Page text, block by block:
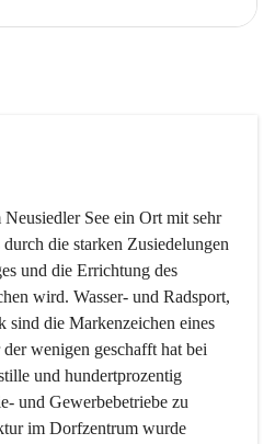
See ein Ort mit sehr
die starken Zusiedelungen
und die Errichtung des
wird. Wasser- und Radsport,
die Markenzeichen eines
wenigen geschafft hat bei
und hundertprozentig
und Gewerbebetriebe zu
im Dorfzentrum wurde